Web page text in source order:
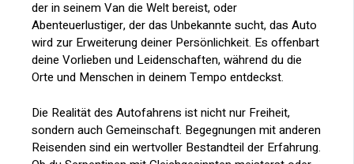
der in seinem Van die Welt bereist, oder
Abenteuerlustiger, der das Unbekannte sucht, das Auto
wird zur Erweiterung deiner Persönlichkeit. Es offenbart
deine Vorlieben und Leidenschaften, während du die
Orte und Menschen in deinem Tempo entdeckst.
Die Realität des Autofahrens ist nicht nur Freiheit,
sondern auch Gemeinschaft. Begegnungen mit anderen
Reisenden sind ein wertvoller Bestandteil der Erfahrung.